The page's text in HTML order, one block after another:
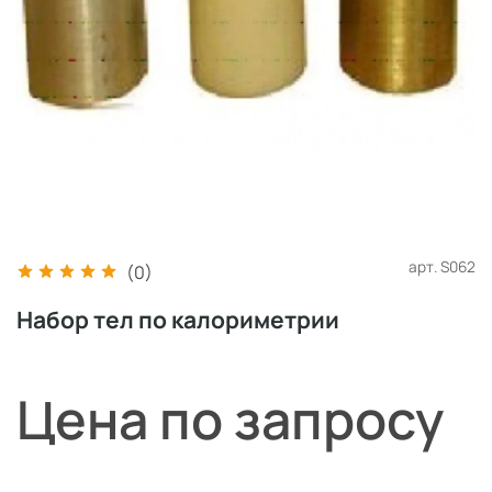
(0) арт. S062
Набор тел по калориметрии
Цена по запросу